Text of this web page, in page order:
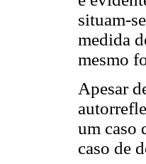
situam-
medida
mesmo
Apesar
um caso
caso de